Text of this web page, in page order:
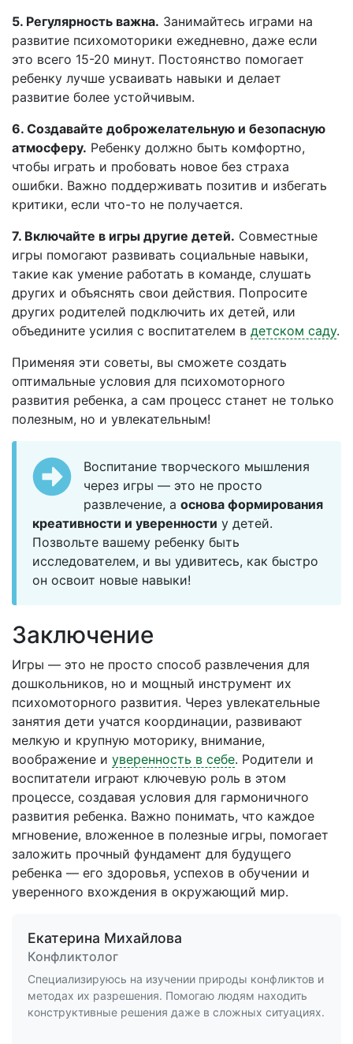
5. Регулярность важна. Занимайтесь играми на
развитие психомоторики ежедневно, даже если
это всего 15-20 минут. Постоянство помогает
ребенку лучше усваивать навыки и делает
развитие более устойчивым.
6. Создавайте доброжелательную и безопасную
атмосферу. Ребенку должно быть комфортно,
чтобы играть и пробовать новое без страха
ошибки. Важно поддерживать позитив и избегать
критики, если что-то не получается.
7. Включайте в игры другие детей. Совместные
игры помогают развивать социальные навыки,
такие как умение работать в команде, слушать
других и объяснять свои действия. Попросите
других родителей подключить их детей, или
объедините усилия с воспитателем в детском саду.
Применяя эти советы, вы сможете создать
оптимальные условия для психомоторного
развития ребенка, а сам процесс станет не только
полезным, но и увлекательным!
Воспитание творческого мышления
через игры — это не просто
развлечение, а основа формирования
креативности и уверенности у детей.
Позвольте вашему ребенку быть
исследователем, и вы удивитесь, как быстро
он освоит новые навыки!
Заключение
Игры — это не просто способ развлечения для
дошкольников, но и мощный инструмент их
психомоторного развития. Через увлекательные
занятия дети учатся координации, развивают
мелкую и крупную моторику, внимание,
воображение и уверенность в себе. Родители и
воспитатели играют ключевую роль в этом
процессе, создавая условия для гармоничного
развития ребенка. Важно понимать, что каждое
мгновение, вложенное в полезные игры, помогает
заложить прочный фундамент для будущего
ребенка — его здоровья, успехов в обучении и
уверенного вхождения в окружающий мир.
Екатерина Михайлова
Конфликтолог
Специализируюсь на изучении природы конфликтов и
методах их разрешения. Помогаю людям находить
конструктивные решения даже в сложных ситуациях.